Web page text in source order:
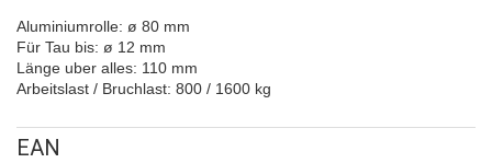
Aluminiumrolle: ø 80 mm
Für Tau bis: ø 12 mm
Länge uber alles: 110 mm
Arbeitslast / Bruchlast: 800 / 1600 kg
EAN